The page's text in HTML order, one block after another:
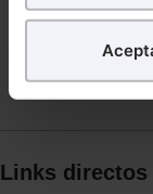
¿Qué
en la web sea
También
VALORES
Links directos